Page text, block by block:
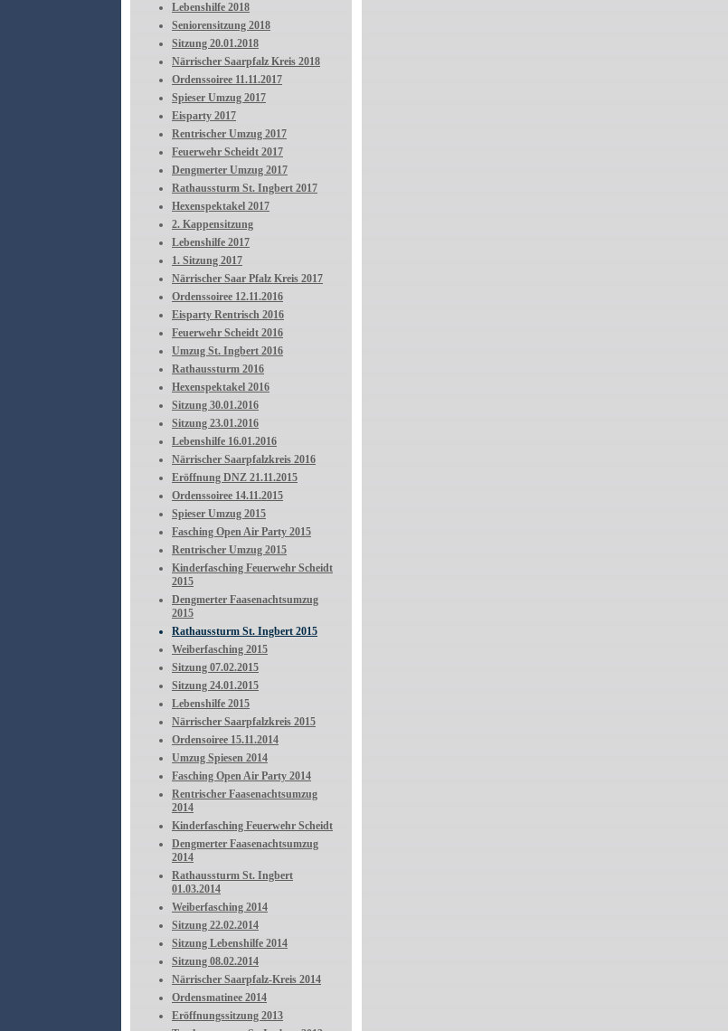
Lebenshilfe 2018
Seniorensitzung 2018
Sitzung 20.01.2018
Närrischer Saarpfalz Kreis 2018
Ordenssoiree 11.11.2017
Spieser Umzug 2017
Eisparty 2017
Rentrischer Umzug 2017
Feuerwehr Scheidt 2017
Dengmerter Umzug 2017
Rathaussturm St. Ingbert 2017
Hexenspektakel 2017
2. Kappensitzung
Lebenshilfe 2017
1. Sitzung 2017
Närrischer Saar Pfalz Kreis 2017
Ordenssoiree 12.11.2016
Eisparty Rentrisch 2016
Feuerwehr Scheidt 2016
Umzug St. Ingbert 2016
Rathaussturm 2016
Hexenspektakel 2016
Sitzung 30.01.2016
Sitzung 23.01.2016
Lebenshilfe 16.01.2016
Närrischer Saarpfalzkreis 2016
Eröffnung DNZ 21.11.2015
Ordenssoiree 14.11.2015
Spieser Umzug 2015
Fasching Open Air Party 2015
Rentrischer Umzug 2015
Kinderfasching Feuerwehr Scheidt
2015
Dengmerter Faasenachtsumzug
2015
Rathaussturm St. Ingbert 2015
Weiberfasching 2015
Sitzung 07.02.2015
Sitzung 24.01.2015
Lebenshilfe 2015
Närrischer Saarpfalzkreis 2015
Ordensoiree 15.11.2014
Umzug Spiesen 2014
Fasching Open Air Party 2014
Rentrischer Faasenachtsumzug
2014
Kinderfasching Feuerwehr Scheidt
Dengmerter Faasenachtsumzug
2014
Rathaussturm St. Ingbert
01.03.2014
Weiberfasching 2014
Sitzung 22.02.2014
Sitzung Lebenshilfe 2014
Sitzung 08.02.2014
Närrischer Saarpfalz-Kreis 2014
Ordensmatinee 2014
Eröffnungssitzung 2013